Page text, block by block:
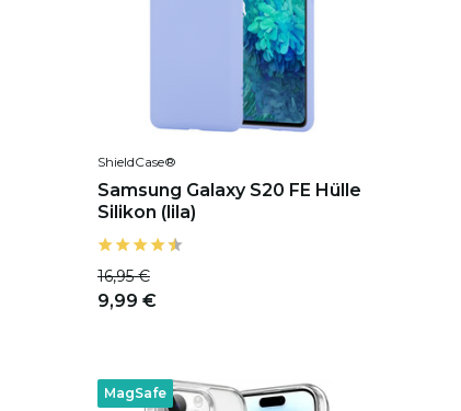
ShieldCase®
Samsung Galaxy S20 FE Hülle
Silikon (lila)
16,95 €
9,99 €
MagSafe